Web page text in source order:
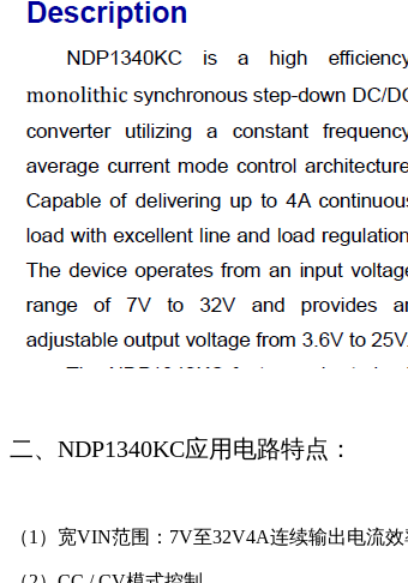
二、NDP1340KC应用电路特点：
（1）宽VIN范围：7V至32V4A连续输出电流效